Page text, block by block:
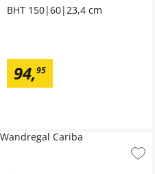
BHT 150|60|23,4 cm
94,95
Wandregal Cariba